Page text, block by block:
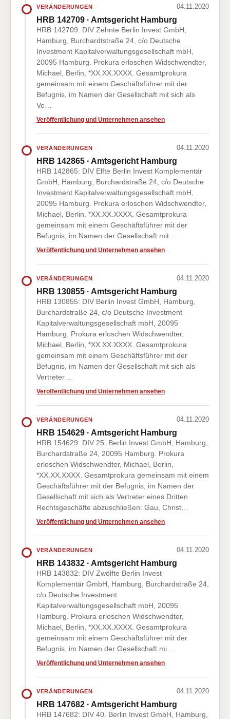
VERÄNDERUNGEN 04.11.2020
HRB 142709 · Amtsgericht Hamburg
HRB 142709: DIV Zehnte Berlin Invest GmbH,
Hamburg, Burchardtstraße 24, c/o Deutsche
Investment Kapitalverwaltungsgesellschaft mbH,
20095 Hamburg. Prokura erloschen Widschwendter,
Michael, Berlin, *XX.XX.XXXX. Gesamtprokura
gemeinsam mit einem Geschäftsführer mit der
Befugnis, im Namen der Gesellschaft mit sich als
Ve…
Veröffentlichung und Unternehmen ansehen
VERÄNDERUNGEN 04.11.2020
HRB 142865 · Amtsgericht Hamburg
HRB 142865: DIV Elfte Berlin Invest Komplementär
GmbH, Hamburg, Burchardstraße 24, c/o Deutsche
Investment Kapitalverwaltungsgesellschaft mbH,
20095 Hamburg. Prokura erloschen Widschwendter,
Michael, Berlin, *XX.XX.XXXX. Gesamtprokura
gemeinsam mit einem Geschäftsführer mit der
Befugnis, im Namen der Gesellschaft mit…
Veröffentlichung und Unternehmen ansehen
VERÄNDERUNGEN 04.11.2020
HRB 130855 · Amtsgericht Hamburg
HRB 130855: DIV Berlin Invest GmbH, Hamburg,
Burchardstraße 24, c/o Deutsche Investment
Kapitalverwaltungsgesellschaft mbH, 20095
Hamburg. Prokura erloschen Widschwendter,
Michael, Berlin, *XX.XX.XXXX. Gesamtprokura
gemeinsam mit einem Geschäftsführer mit der
Befugnis, im Namen der Gesellschaft mit sich als
Vertreter…
Veröffentlichung und Unternehmen ansehen
VERÄNDERUNGEN 04.11.2020
HRB 154629 · Amtsgericht Hamburg
HRB 154629: DIV 25. Berlin Invest GmbH, Hamburg,
Burchardstraße 24, 20095 Hamburg. Prokura
erloschen Widschwendter, Michael, Berlin,
*XX.XX.XXXX. Gesamtprokura gemeinsam mit einem
Geschäftsführer mit der Befugnis, im Namen der
Gesellschaft mit sich als Vertreter eines Dritten
Rechtsgeschäfte abzuschließen: Gau, Christ…
Veröffentlichung und Unternehmen ansehen
VERÄNDERUNGEN 04.11.2020
HRB 143832 · Amtsgericht Hamburg
HRB 143832: DIV Zwölfte Berlin Invest
Komplementär GmbH, Hamburg, Burchardstraße 24,
c/o Deutsche Investment
Kapitalverwaltungsgesellschaft mbH, 20095
Hamburg. Prokura erloschen Widschwendter,
Michael, Berlin, *XX.XX.XXXX. Gesamtprokura
gemeinsam mit einem Geschäftsführer mit der
Befugnis, im Namen der Gesellschaft mi…
Veröffentlichung und Unternehmen ansehen
VERÄNDERUNGEN 04.11.2020
HRB 147682 · Amtsgericht Hamburg
HRB 147682: DIV 40. Berlin Invest GmbH, Hamburg,